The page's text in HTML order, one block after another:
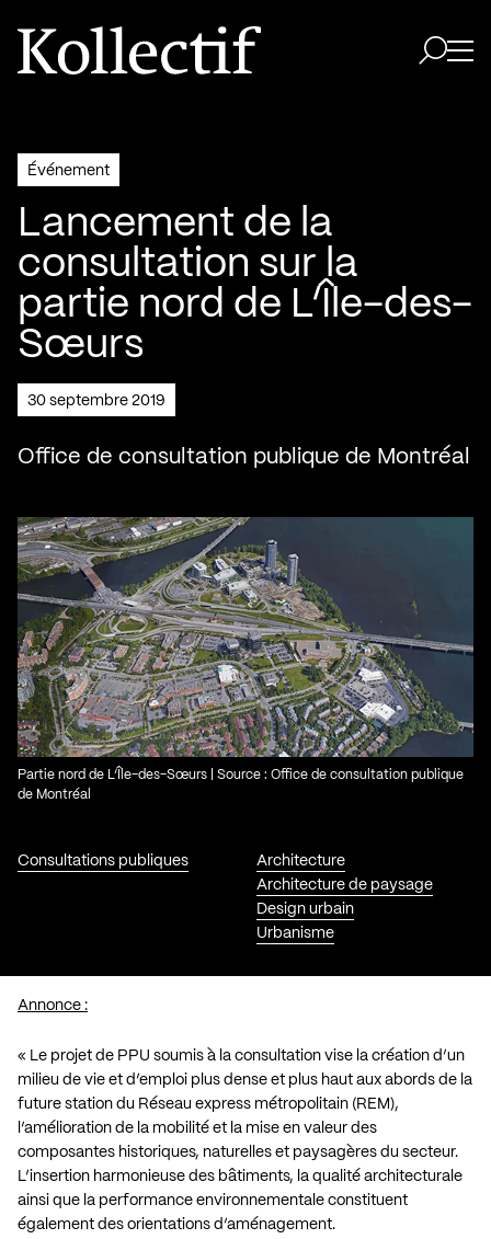
Aller à la page d'accueil
Logo Kollectif
Événement
Lancement de la
consultation sur la
partie nord de L’Île-des-
Sœurs
30 septembre 2019
Office de consultation publique de Montréal
Consultations publiques
Architecture
Architecture de paysage
Design urbain
Urbanisme
Partie nord de L’Île-des-Sœurs | Source : Office de consultation publique
de Montréal
Annonce :
« Le projet de PPU soumis à la consultation vise la création d’un
milieu de vie et d’emploi plus dense et plus haut aux abords de la
future station du Réseau express métropolitain (REM),
l’amélioration de la mobilité et la mise en valeur des
composantes historiques, naturelles et paysagères du secteur.
L’insertion harmonieuse des bâtiments, la qualité architecturale
ainsi que la performance environnementale constituent
également des orientations d’aménagement.